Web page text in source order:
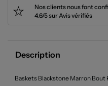
Nos clients nous font
4.6/5 sur Avis vérifiés
Description
Baskets Blackstone Marron Bout